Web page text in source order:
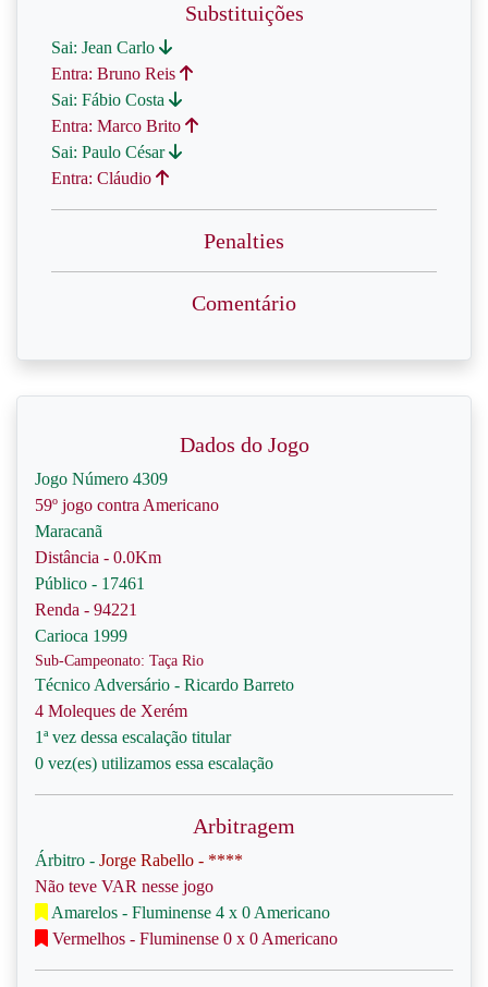
Substituições
Sai: Jean Carlo
Entra: Bruno Reis
Sai: Fábio Costa
Entra: Marco Brito
Sai: Paulo César
Entra: Cláudio
Penalties
Comentário
Dados do Jogo
Jogo Número 4309
59º jogo contra Americano
Maracanã
Distância - 0.0Km
Público - 17461
Renda - 94221
Carioca 1999
Sub-Campeonato: Taça Rio
Técnico Adversário - Ricardo Barreto
4 Moleques de Xerém
1ª vez dessa escalação titular
0 vez(es) utilizamos essa escalação
Arbitragem
Árbitro - Jorge Rabello - ****
Não teve VAR nesse jogo
Amarelos - Fluminense 4 x 0 Americano
Vermelhos - Fluminense 0 x 0 Americano